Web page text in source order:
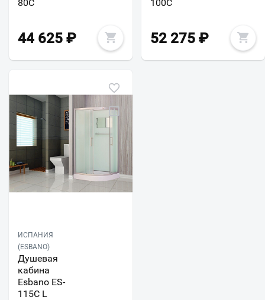
80C
44 625 ₽
100C
52 275 ₽
ИСПАНИЯ
(ESBANO)
Душевая
кабина
Esbano ES-
115C L